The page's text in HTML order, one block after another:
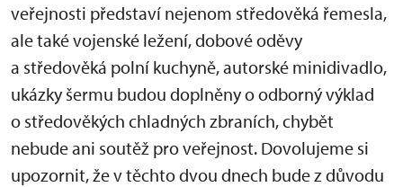
veřejnosti představí nejenom středověká řemesla,
ale také vojenské ležení, dobové oděvy
a středověká polní kuchyně, autorské minidivadlo,
ukázky šermu budou doplněny o odborný výklad
o středověkých chladných zbraních, chybět
nebude ani soutěž pro veřejnost. Dovolujeme si
upozornit, že v těchto dvou dnech bude z důvodu